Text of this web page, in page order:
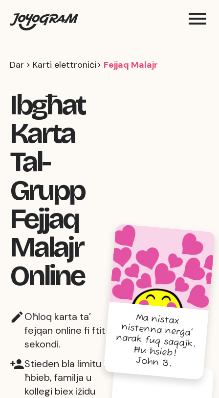
Dar Karti elettroniċi Fejjaq Malajr
Ibgħat
Karta
Tal-
Grupp
Fejjaq
Malajr
Online
Oħloq karta ta’
fejqan online fi ftit
sekondi.
Stieden bla limitu lil
ħbieb, familja u
kollegi biex iżidu
Ma nistax
nistenna nerġa'
narak fuq saqajk.
Ħu ħsieb!
John B.